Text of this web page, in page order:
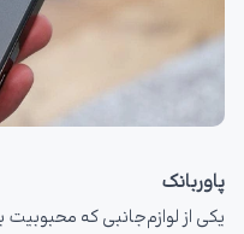
پاوربانک
یکی از لوازم‌جانبی که محبوبیت